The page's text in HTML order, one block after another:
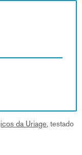
da Uriage, testado